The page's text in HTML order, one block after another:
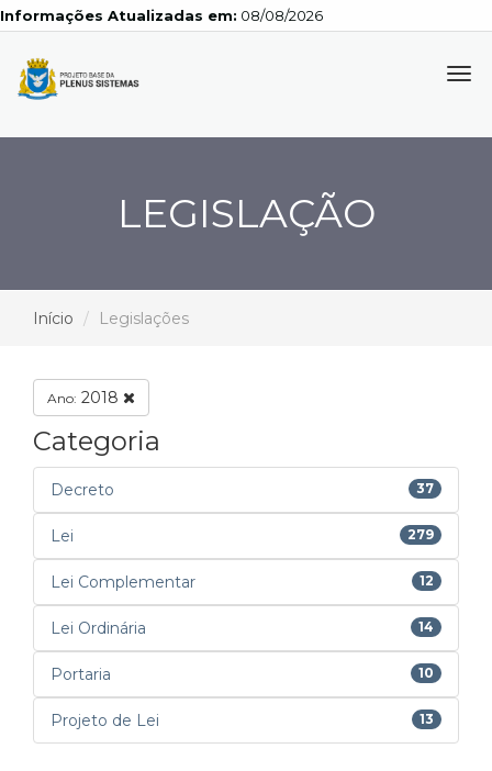
Atualizadas em: 08/08/2026
LEGISLAÇÃO
Início Legislações
Ano: 2018
Categoria
Decreto 37
Lei 279
Lei Complementar 12
Lei Ordinária 14
Portaria 10
Projeto de Lei 13